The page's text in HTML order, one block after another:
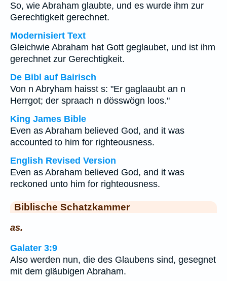
So, wie Abraham glaubte, und es wurde ihm zur
Gerechtigkeit gerechnet.
Modernisiert Text
Gleichwie Abraham hat Gott geglaubet, und ist ihm
gerechnet zur Gerechtigkeit.
De Bibl auf Bairisch
Von n Abryham haisst s: "Er gaglaaubt an n
Herrgot; der spraach n dösswögn loos."
King James Bible
Even as Abraham believed God, and it was
accounted to him for righteousness.
English Revised Version
Even as Abraham believed God, and it was
reckoned unto him for righteousness.
Biblische Schatzkammer
as.
Galater 3:9
Also werden nun, die des Glaubens sind, gesegnet
mit dem gläubigen Abraham.